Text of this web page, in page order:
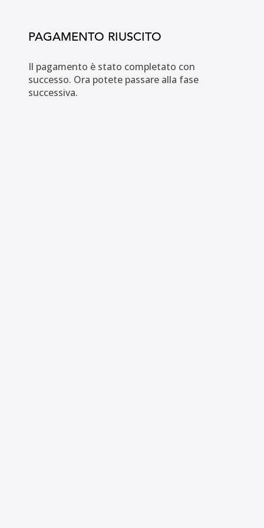
PAGAMENTO RIUSCITO
Il pagamento è stato completato con
successo. Ora potete passare alla fase
successiva.